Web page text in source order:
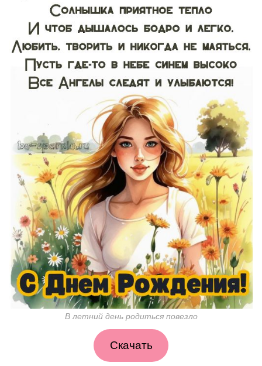
В летний день родиться повезло
Скачать